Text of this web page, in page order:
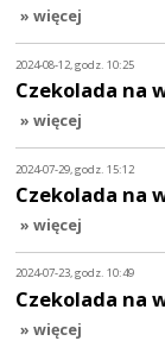
» więcej
2024-08-12, godz. 10:25
Czekolada na
» więcej
2024-07-29, godz. 15:12
Czekolada na
» więcej
2024-07-23, godz. 10:49
Czekolada na
» więcej